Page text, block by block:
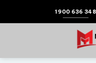
1900 636 348